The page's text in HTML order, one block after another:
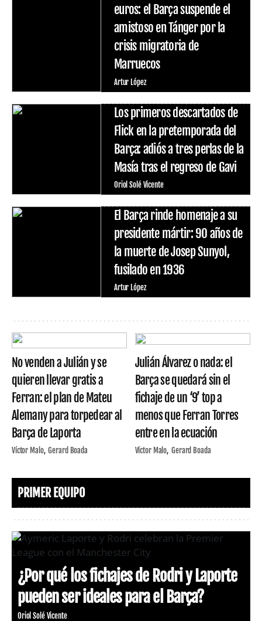
euros: el Barça suspende el
amistoso en Tánger por la
crisis migratoria de
Marruecos
Artur López
Los primeros descartados de
Flick en la pretemporada del
Barça: adiós a tres perlas de la
Masía tras el regreso de Gavi
Oriol Solé Vicente
El Barça rinde homenaje a su
presidente mártir: 90 años de
la muerte de Josep Sunyol,
fusilado en 1936
Artur López
No venden a Julián y se
quieren llevar gratis a
Ferran: el plan de Mateu
Alemany para torpedear al
Barça de Laporta
Víctor Malo Gerard Boada
Julián Álvarez o nada: el
Barça se quedará sin el
fichaje de un ‘9’ top a
menos que Ferran Torres
entre en la ecuación
Víctor Malo Gerard Boada
PRIMER EQUIPO
¿Por qué los fichajes de Rodri y Laporte
pueden ser ideales para el Barça?
Oriol Solé Vicente